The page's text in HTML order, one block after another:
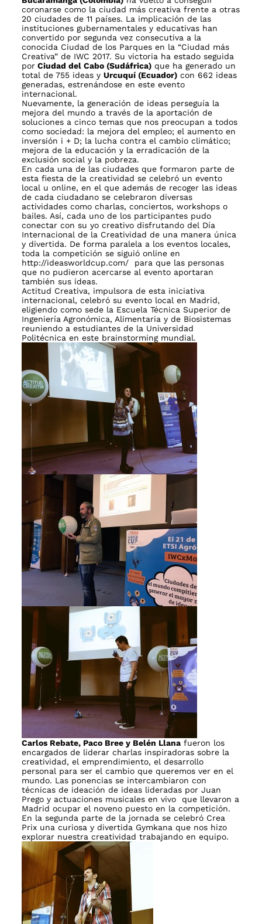
coronarse como la ciudad más creativa frente a otras
20 ciudades de 11 países. La implicación de las
instituciones gubernamentales y educativas han
convertido por segunda vez consecutiva a la
conocida Ciudad de los Parques en la “Ciudad más
Creativa” de IWC 2017. Su victoria ha estado seguida
por Ciudad del Cabo (Sudáfrica) que ha generado un
total de 755 ideas yUrcuquí (Ecuador) con 662 ideas
generadas, estrenándose en este evento
internacional.
Nuevamente, la generación de ideas perseguía la
mejora del mundo a través de la aportación de
soluciones a cinco temas que nos preocupan a todos
como sociedad: la mejora del empleo; el aumento en
inversión i + D; la lucha contra el cambio climático;
mejora de la educación y la erradicación de la
exclusión social y la pobreza.
En cada una de las ciudades que formaron parte de
esta fiesta de la creatividad se celebró un evento
local u online, en el que además de recoger las ideas
de cada ciudadano se celebraron diversas
actividades como charlas, conciertos, workshops o
bailes. Así, cada uno de los participantes pudo
conectar con su yo creativo disfrutando del Día
Internacional de la Creatividad de una manera única
y divertida. De forma paralela a los eventos locales,
toda la competición se siguió online en
http://ideasworldcup.com/ para que las personas
que no pudieron acercarse al evento aportaran
también sus ideas.
Actitud Creativa, impulsora de esta iniciativa
internacional, celebró su evento local en Madrid,
eligiendo como sede la Escuela Técnica Superior de
Ingeniería Agronómica, Alimentaria y de Biosistemas
reuniendo a estudiantes de la Universidad
Politécnica en este brainstorming mundial.
Carlos Rebate, Paco Bree y Belén Llana fueron los
encargados de liderar charlas inspiradoras sobre la
creatividad, el emprendimiento, el desarrollo
personal para ser el cambio que queremos ver en el
mundo. Las ponencias se intercambiaron con
técnicas de ideación de ideas lideradas por Juan
Prego y actuaciones musicales en vivo que llevaron a
Madrid ocupar el noveno puesto en la competición.
En la segunda parte de la jornada se celebró Crea
Prix una curiosa y divertida Gymkana que nos hizo
explorar nuestra creatividad trabajando en equipo.